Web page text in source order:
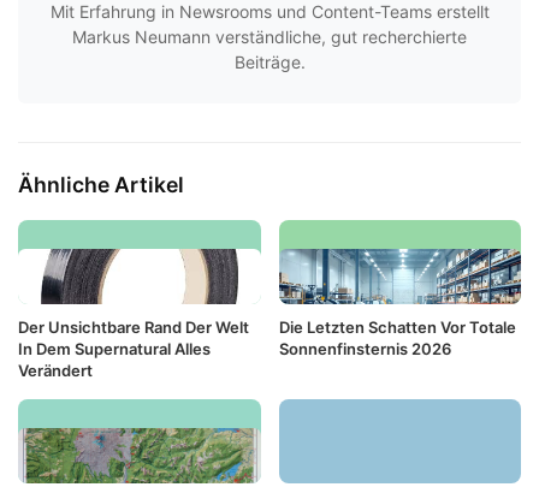
Mit Erfahrung in Newsrooms und Content-Teams erstellt
Markus Neumann verständliche, gut recherchierte
Beiträge.
Ähnliche Artikel
Der Unsichtbare Rand Der Welt
In Dem Supernatural Alles
Verändert
Die Letzten Schatten Vor Totale
Sonnenfinsternis 2026